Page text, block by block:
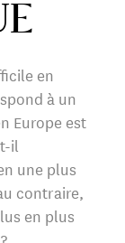
en
à un
Europe est
il
une plus
contraire,
en plus